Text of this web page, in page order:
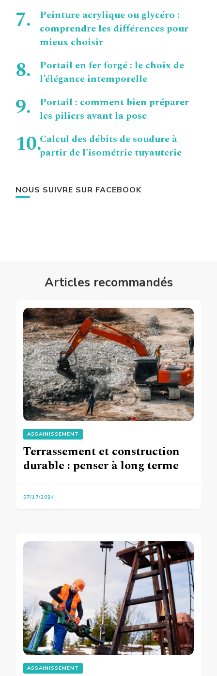
Peinture acrylique ou glycéro :
comprendre les différences pour
mieux choisir
Portail en fer forgé : le choix de
l’élégance intemporelle
Portail : comment bien préparer
les piliers avant la pose
Calcul des débits de soudure à
partir de l’isométrie tuyauterie
NOUS SUIVRE SUR FACEBOOK
Articles recommandés
ASSAINISSEMENT
Terrassement et construction
durable : penser à long terme
07/17/2024
ASSAINISSEMENT